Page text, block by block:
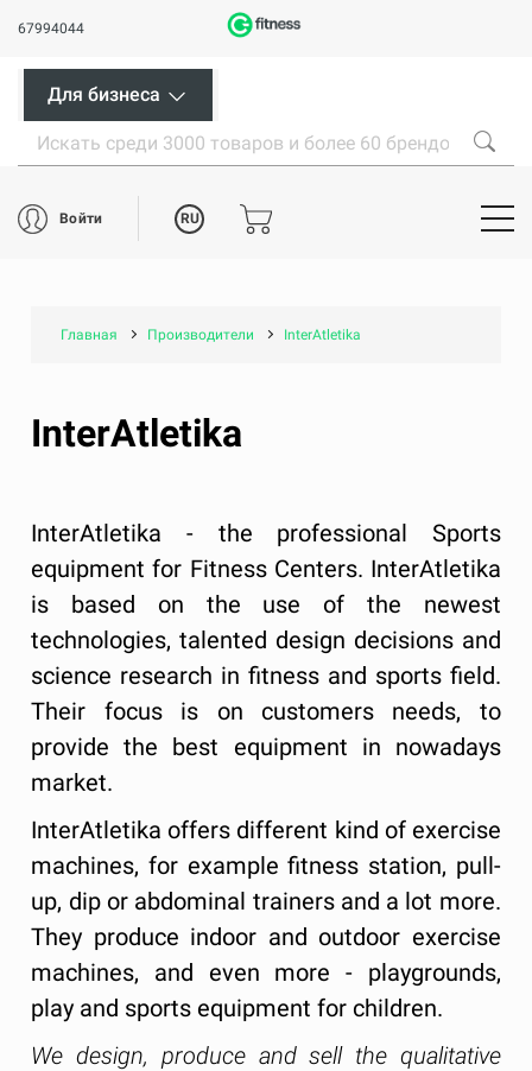
67994044
Для бизнеса
Войти RU
Главная Производители InterAtletika
InterAtletika
InterAtletika - the professional Sports
equipment for Fitness Centers. InterAtletika
is based on the use of the newest
technologies, talented design decisions and
science research in fitness and sports field.
Their focus is on customers needs, to
provide the best equipment in nowadays
market.
InterAtletika offers different kind of exercise
machines, for example fitness station, pull-
up, dip or abdominal trainers and a lot more.
They produce indoor and outdoor exercise
machines, and even more - playgrounds,
play and sports equipment for children.
We design, produce and sell the qualitative